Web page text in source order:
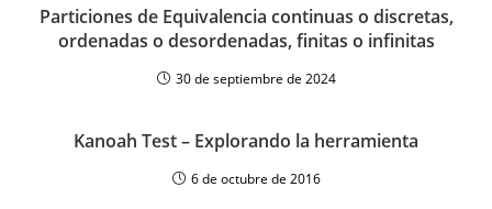
Particiones de Equivalencia continuas o discretas,
ordenadas o desordenadas, finitas o infinitas
30 de septiembre de 2024
Kanoah Test – Explorando la herramienta
6 de octubre de 2016